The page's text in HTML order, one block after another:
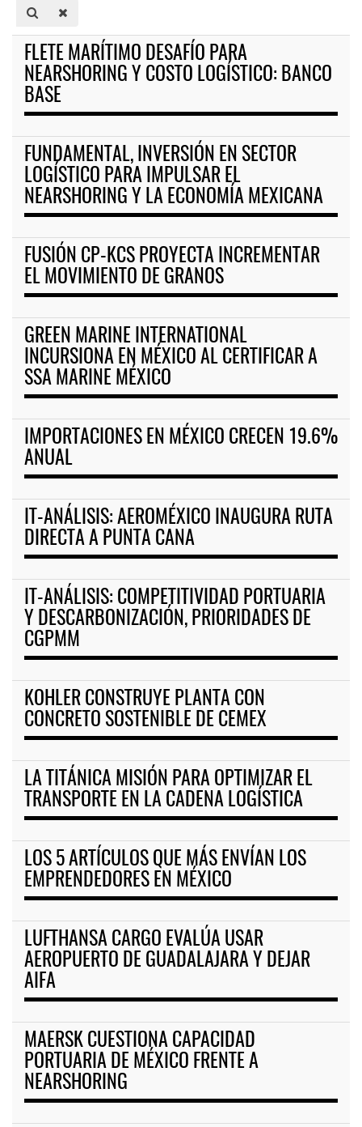
del
FLETE MARÍTIMO DESAFÍO PARA
NEARSHORING Y COSTO LOGÍSTICO: BANCO
BASE
FUNDAMENTAL, INVERSIÓN EN SECTOR
LOGÍSTICO PARA IMPULSAR EL
NEARSHORING Y LA ECONOMÍA MEXICANA
FUSIÓN CP-KCS PROYECTA INCREMENTAR
EL MOVIMIENTO DE GRANOS
GREEN MARINE INTERNATIONAL
INCURSIONA EN MÉXICO AL CERTIFICAR A
SSA MARINE MÉXICO
IMPORTACIONES EN MÉXICO CRECEN 19.6%
ANUAL
IT-ANÁLISIS: AEROMÉXICO INAUGURA RUTA
DIRECTA A PUNTA CANA
IT-ANÁLISIS: COMPETITIVIDAD PORTUARIA
Y DESCARBONIZACIÓN, PRIORIDADES DE
CGPMM
KOHLER CONSTRUYE PLANTA CON
CONCRETO SOSTENIBLE DE CEMEX
LA TITÁNICA MISIÓN PARA OPTIMIZAR EL
TRANSPORTE EN LA CADENA LOGÍSTICA
LOS 5 ARTÍCULOS QUE MÁS ENVÍAN LOS
EMPRENDEDORES EN MÉXICO
LUFTHANSA CARGO EVALÚA USAR
AEROPUERTO DE GUADALAJARA Y DEJAR
AIFA
MAERSK CUESTIONA CAPACIDAD
PORTUARIA DE MÉXICO FRENTE A
NEARSHORING